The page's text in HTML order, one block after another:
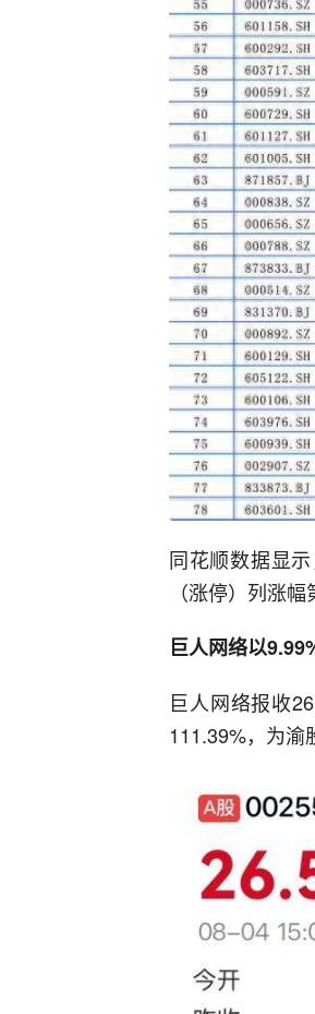
同花顺数据显
（涨停）列涨
巨人网络以
巨人网络报收
111.39%，为渝